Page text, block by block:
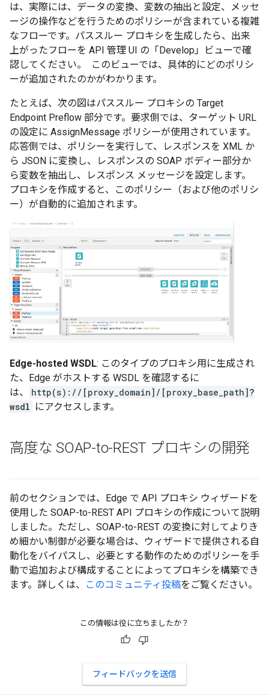
は、実際には、データの変換、変数の抽出と設定、メッセ
ージの操作などを行うためのポリシーが含まれている複雑
なフローです。パススルー プロキシを生成したら、出来
上がったフローを API 管理 UI の「Develop」ビューで確
認してください。 このビューでは、具体的にどのポリシ
ーが追加されたのかがわかります。
たとえば、次の図はパススルー プロキシの Target
Endpoint Preflow 部分です。要求側では、ターゲット URL
の設定に AssignMessage ポリシーが使用されています。
応答側では、ポリシーを実行して、レスポンスを XML か
ら JSON に変換し、レスポンスの SOAP ボディー部分か
ら変数を抽出し、レスポンス メッセージを設定します。
プロキシを作成すると、このポリシー（および他のポリシ
ー）が自動的に追加されます。
Edge-hosted WSDL: このタイプのプロキシ用に生成され
た、Edge がホストする WSDL を確認するに
は、
http(s)://[proxy_domain]/[proxy_base_path]?
wsdl にアクセスします。
高度な SOAP-to-REST プロキシの開発
前のセクションでは、Edge で API プロキシ ウィザードを
使用した SOAP-to-REST API プロキシの作成について説明
しました。ただし、SOAP-to-REST の変換に対してよりき
め細かい制御が必要な場合は、ウィザードで提供される自
動化をバイパスし、必要とする動作のためのポリシーを手
動で追加および構成することによってプロキシを構築でき
ます。詳しくは、
このコミュニティ投稿をご覧ください。
この情報は役に立ちましたか？
フィードバックを送信